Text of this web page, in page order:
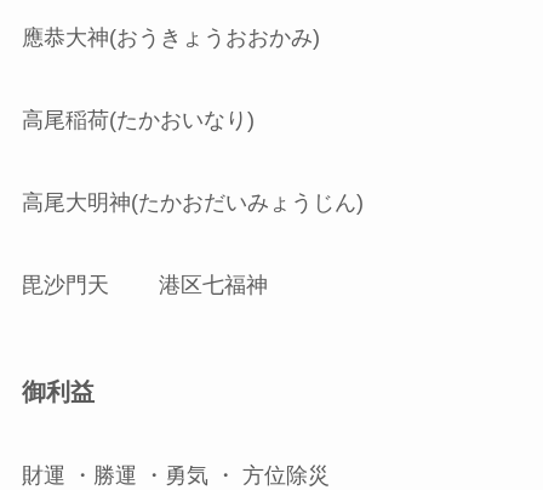
應恭大神(おうきょうおおかみ)
高尾稲荷(たかおいなり)
高尾大明神(たかおだいみょうじん)
毘沙門天 港区七福神
御利益
財運 ・勝運 ・勇気 ・ 方位除災